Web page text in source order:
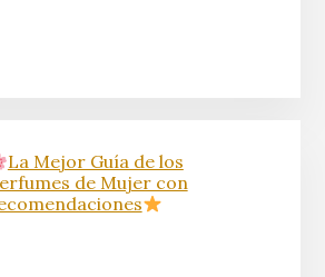
La Mejor Guía de los
de Mujer con